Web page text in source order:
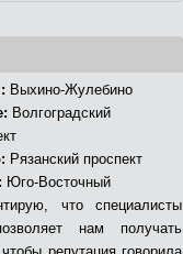
Выхино-Жулебино
Волгоградский
Рязанский проспект
Юго-Восточный
что специалисты
нам получать